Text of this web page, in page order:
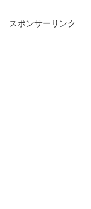
スポンサーリンク